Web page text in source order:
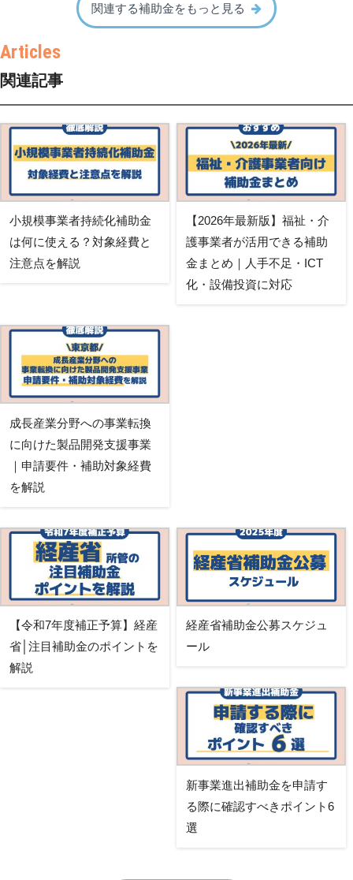
関連する補助金をもっと見る
関連記事
小規模事業者持続化補助金
は何に使える？対象経費と
注意点を解説
【2026年最新版】福祉・介
護事業者が活用できる補助
金まとめ｜人手不足・ICT
化・設備投資に対応
成長産業分野への事業転換
に向けた製品開発支援事業
｜申請要件・補助対象経費
を解説
【令和7年度補正予算】経産
省│注目補助金のポイントを
解説
経産省補助金公募スケジュ
ール
新事業進出補助金を申請す
る際に確認すべきポイント6
選